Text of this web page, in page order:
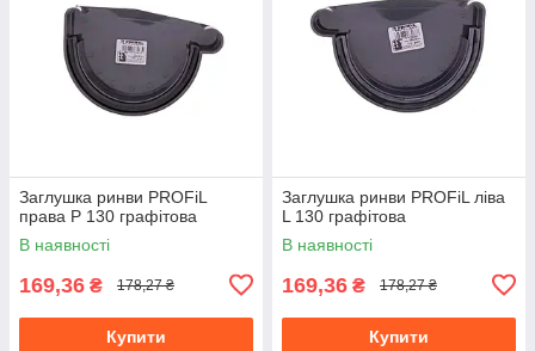
Заглушка ринви PROFiL
права Р 130 графітова
В наявності
169,36 ₴ 178,27 ₴
Купити
Заглушка ринви PROFiL ліва
L 130 графітова
В наявності
169,36 ₴ 178,27 ₴
Купити